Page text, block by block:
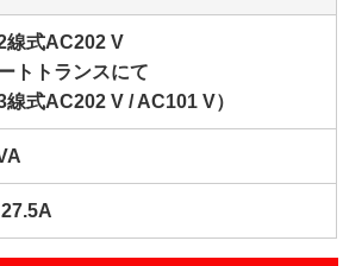
線式AC202 V
ートトランスにて
線式AC202 V / AC101 V）